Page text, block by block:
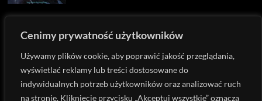
Cenimy prywatność użytkowników
Używamy plików cookie, aby poprawić jakość przeglądania,
wyświetlać reklamy lub treści dostosowane do
indywidualnych potrzeb użytkowników oraz analizować ruch
na stronie. Kliknięcie przycisku „Akceptuj wszystkie” oznacza
Recenzja: Pyrrhon – Exhaust
22 stycznia 2026